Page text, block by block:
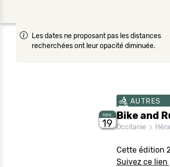
Les dates ne proposant pas les distances
recherchées ont leur opacité diminuée.
nov.
19
AUTRES
Bike and
Occitanie
Cette édition
Suivez ce